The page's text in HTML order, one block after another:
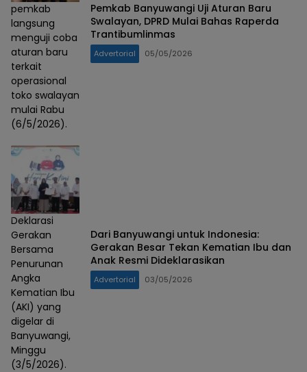
pemkab
langsung
menguji coba
aturan baru
terkait
operasional
toko swalayan
mulai Rabu
(6/5/2026).
Pemkab Banyuwangi Uji Aturan Baru
Swalayan, DPRD Mulai Bahas Raperda
Trantibumlinmas
Advertorial 05/05/2026
Deklarasi
Gerakan
Bersama
Penurunan
Angka
Kematian Ibu
(AKI) yang
digelar di
Banyuwangi,
Minggu
(3/5/2026).
Dari Banyuwangi untuk Indonesia:
Gerakan Besar Tekan Kematian Ibu dan
Anak Resmi Dideklarasikan
Advertorial 03/05/2026